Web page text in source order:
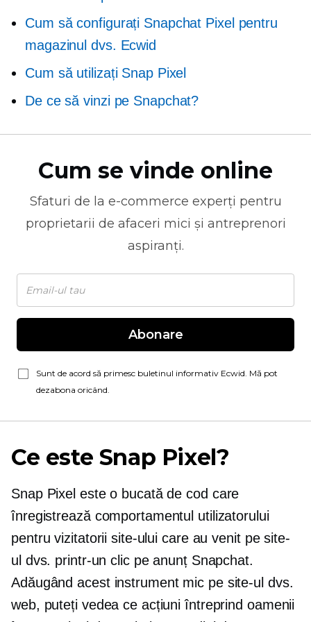
Cum să configurați Snapchat Pixel pentru
magazinul dvs. Ecwid
Cum să utilizați Snap Pixel
De ce să vinzi pe Snapchat?
Cum se vinde online
Sfaturi de la e-commerce experți pentru
proprietarii de afaceri mici și antreprenori
aspiranți.
Abonare
Sunt de acord să primesc buletinul informativ Ecwid. Mă pot
dezabona oricând.
Ce este Snap Pixel?
Snap Pixel este o bucată de cod care
înregistrează comportamentul utilizatorului
pentru vizitatorii site-ului care au venit pe site-
ul dvs. printr-un clic pe anunț Snapchat.
Adăugând acest instrument mic pe site-ul dvs.
web, puteți vedea ce acțiuni întreprind oamenii